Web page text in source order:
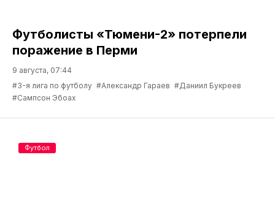
Футболисты «Тюмени-2» потерпели
поражение в Перми
9 августа, 07:44
#3-я лига по футболу #Александр Гараев #Даниил Букреев
#Сампсон Эбоах
Футбол